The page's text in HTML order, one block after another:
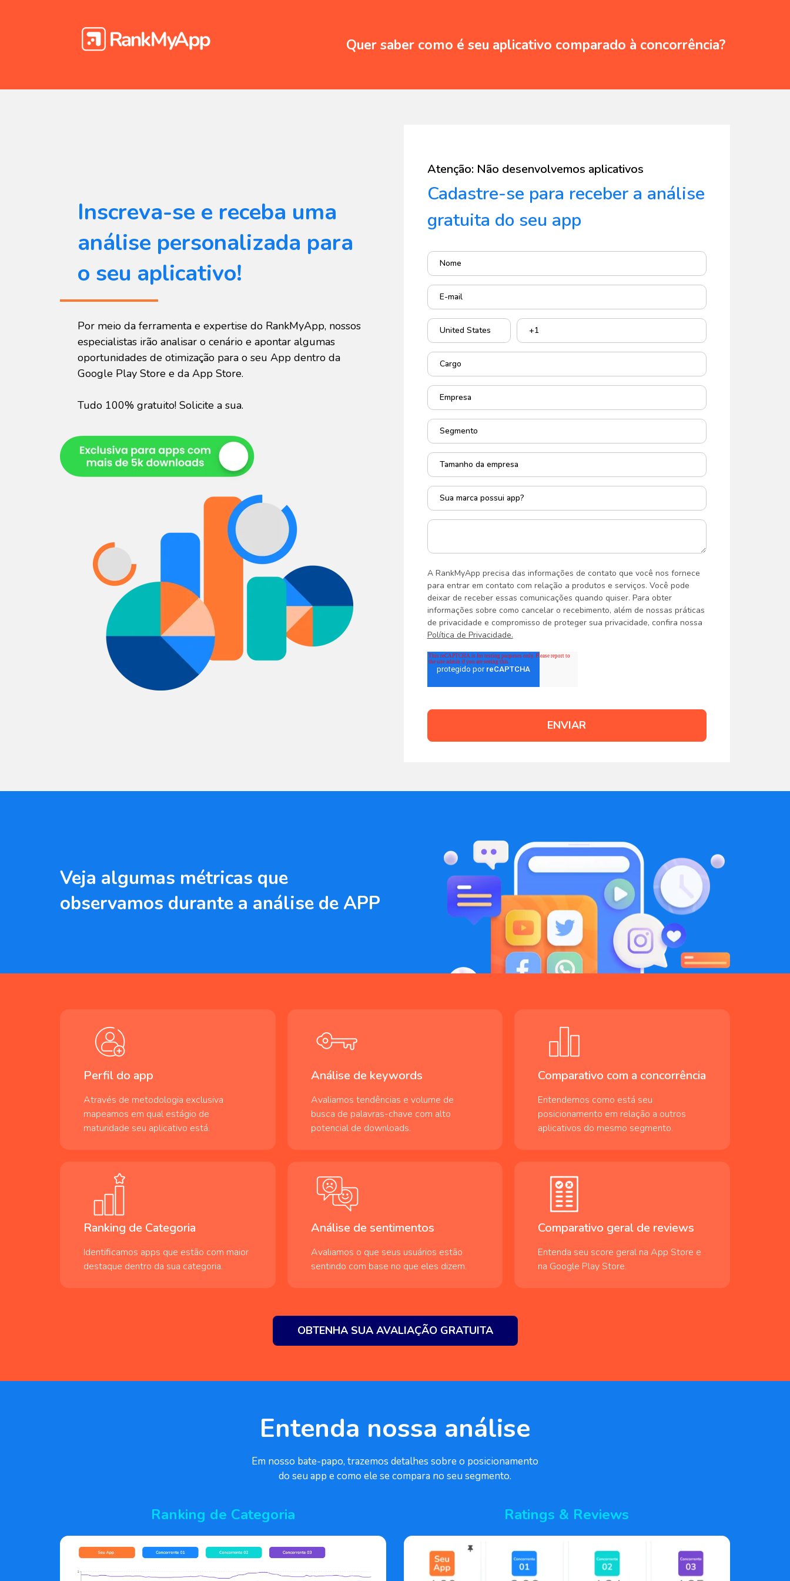
Quer saber como é seu aplicativo comparado à concorrência?
Inscreva-se e receba uma
análise personalizada para
o seu aplicativo!
Por meio da ferramenta e expertise do RankMyApp, nossos
especialistas irão analisar o cenário e apontar algumas
oportunidades de otimização para o seu App dentro da
Google Play Store e da App Store.
Tudo 100% gratuito! Solicite a sua.
Atenção: Não desenvolvemos aplicativos
Cadastre-se para receber a análise
gratuita do seu app
A RankMyApp precisa das informações de contato que você nos fornece
para entrar em contato com relação a produtos e serviços. Você pode
deixar de receber essas comunicações quando quiser. Para obter
informações sobre como cancelar o recebimento, além de nossas práticas
de privacidade e compromisso de proteger sua privacidade, confira nossa
Política de Privacidade.
Veja algumas métricas que
observamos durante a análise de APP
Perfil do app
Através de metodologia exclusiva
mapeamos em qual estágio de
maturidade seu aplicativo está.
Análise de keywords
Avaliamos tendências e volume de
busca de palavras-chave com alto
potencial de downloads.
Comparativo com a concorrência
Entendemos como está seu
posicionamento em relação a outros
aplicativos do mesmo segmento.
Ranking de Categoria
Identificamos apps que estão com maior
destaque dentro da sua categoria.
Análise de sentimentos
Avaliamos o que seus usuários estão
sentindo com base no que eles dizem.
Comparativo geral de reviews
Entenda seu score geral na App Store e
na Google Play Store.
OBTENHA SUA AVALIAÇÃO GRATUITA
Entenda nossa análise
Em nosso bate-papo, trazemos detalhes sobre o posicionamento
do seu app e como ele se compara no seu segmento.
Ranking de Categoria Ratings & Reviews